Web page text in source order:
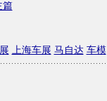
篇
上海车展 马自达 车模